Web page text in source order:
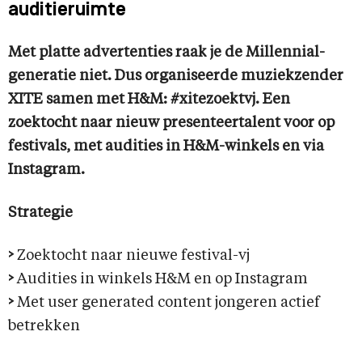
auditieruimte
Met platte advertenties raak je de Millennial-
generatie niet. Dus organiseerde muziekzender
XITE samen met H&M: #xitezoektvj. Een
zoektocht naar nieuw presenteertalent voor op
festivals, met audities in H&M-winkels en via
Instagram.
Strategie
>Zoektocht naar nieuwe festival-vj
>Audities in winkels H&M en op Instagram
>Met user generated content jongeren actief
betrekken